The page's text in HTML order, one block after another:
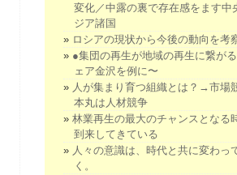
変化／中露の裏で存在感をます中
ジア諸国
ロシアの現状から今後の動向を考
●集団の再生が地域の再生に繋が
ェア金沢を例に〜
人が集まり育つ組織とは？→市場
本丸は人材競争
林業再生の最大のチャンスとなる
到来してきている
人々の意識は、時代と共に変わっ
く。